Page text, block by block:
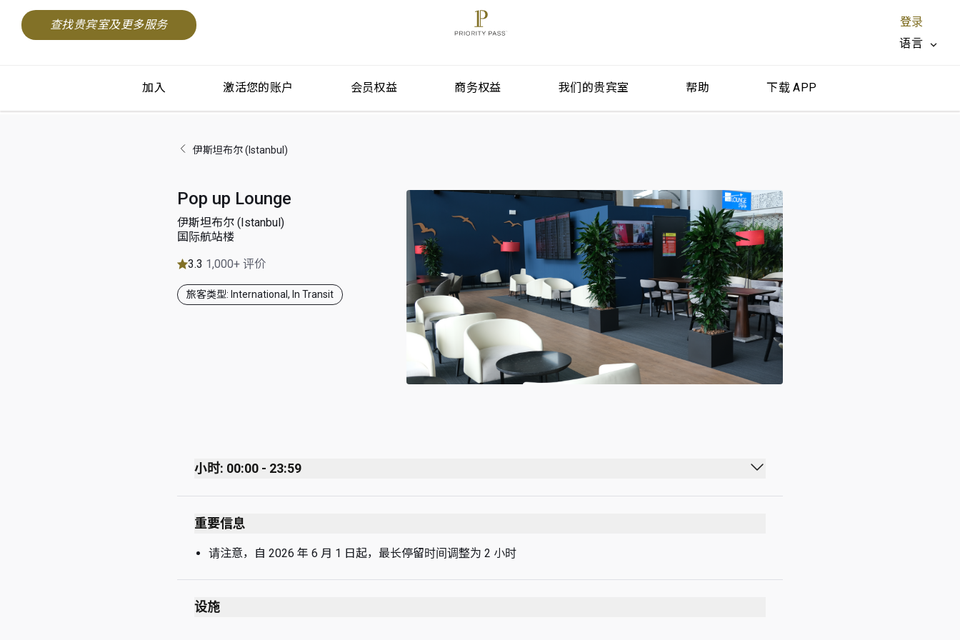
查找贵宾室及更多服务
登录
语言
加入 激活您的账户 会员权益 商务权益 我们的贵宾室 帮助 下载 APP
伊斯坦布尔 (Istanbul)
Pop up Lounge
伊斯坦布尔 (Istanbul)
国际航站楼
3.3 1,000+ 评价
旅客类型: International, In Transit
小时: 00:00 - 23:59
Monday 00:00 - 23:59
Tuesday
Wednesday
Friday
重要信息
请注意，自 2026 年 6 月 1 日起，最长停留时间调整为 2 小时
设施